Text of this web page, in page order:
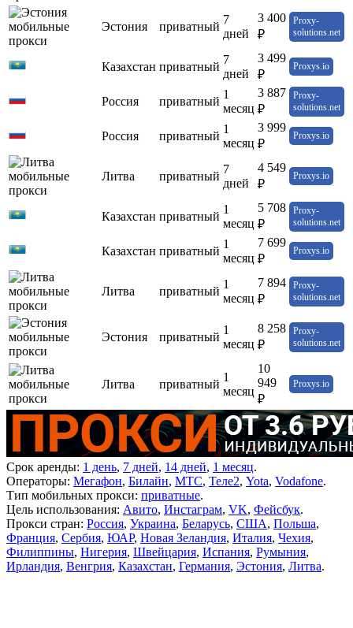
Эстония приватный
7
дней
3 400
₽
Proxy-
solutions.net
Казахстан приватный
7
дней
3 499
₽
Proxys.io
Россия приватный
1
месяц
3 887
₽
Proxy-
solutions.net
Россия приватный
1
месяц
3 999
₽
Proxys.io
Литва приватный
7
дней
4 549
₽
Proxys.io
Казахстан приватный
1
месяц
5 708
₽
Proxy-
solutions.net
Казахстан приватный
1
месяц
7 699
₽
Proxys.io
Литва приватный
1
месяц
7 894
₽
Proxy-
solutions.net
Эстония приватный
1
месяц
8 258
₽
Proxy-
solutions.net
Литва приватный
1
месяц
10
949
₽
Proxys.io
Срок аренды: 1 день, 7 дней, 14 дней, 1 месяц.
Операторы: Мегафон, Билайн, МТС, Теле2, Yota, Vodafone.
Тип мобильных прокси: приватные.
Цель использования: Авито, Инстаграм, VK, Фейсбук.
Прокси стран: Россия, Украина, Беларусь, США, Польша,
Франция, Сербия, ЮАР, Новая Зеландия, Италия, Чехия,
Филиппины, Нигерия, Швейцария, Испания, Румыния,
Ирландия, Венгрия, Казахстан, Германия, Эстония, Литва.